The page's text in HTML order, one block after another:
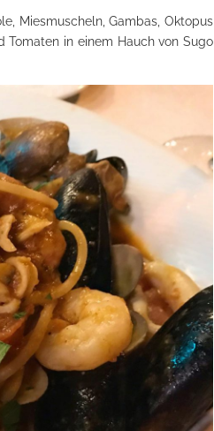
Miesmuscheln, Gambas, Oktopus
in einem Hauch von Sugo